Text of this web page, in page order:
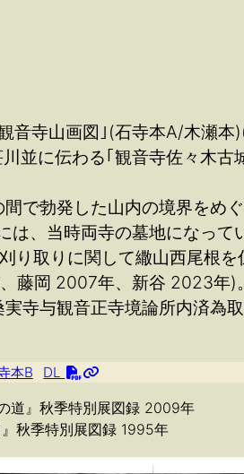
音寺山画図｣(石寺本A/木瀬
並に伝わる｢観音寺佐々木
で勃発した山内の境界をめ
、当時両寺の墓地になっ
り取りに関して繖山西尾根
藤岡 2007年、新谷 2023年)。
寺与観音正寺境論所内済
本B DL
道』秋季特別展図録 2009年
秋季特別展図録 1995年